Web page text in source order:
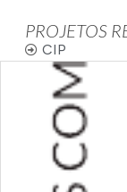
PROJETOS
CIP